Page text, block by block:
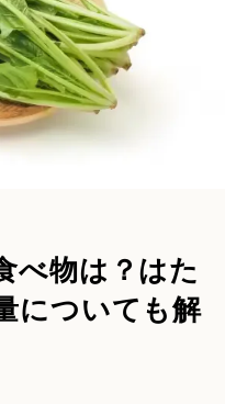
べ物は？はた
についても解